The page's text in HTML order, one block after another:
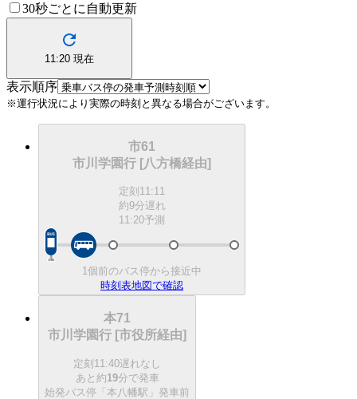
30秒ごとに自動更新
11:20 現在
表示順序
※運行状況により実際の時刻と異なる場合がございます。
市61
市川学園行 [八方橋経由]
定刻 11:11
約9分遅れ
11:20予測
1個前のバス停から接近中
時刻表地図で確認
本71
市川学園行 [市役所経由]
定刻11:40遅れなし
あと約19分で発車
始発バス停「本八幡駅」発車前